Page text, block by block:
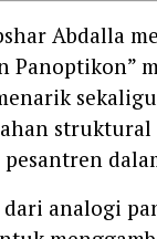
Abdalla
Panoptikon”
struktural
analogi